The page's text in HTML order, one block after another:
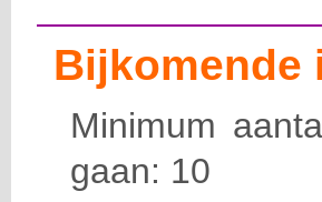
Bijkomende
Minimum
gaan: 10